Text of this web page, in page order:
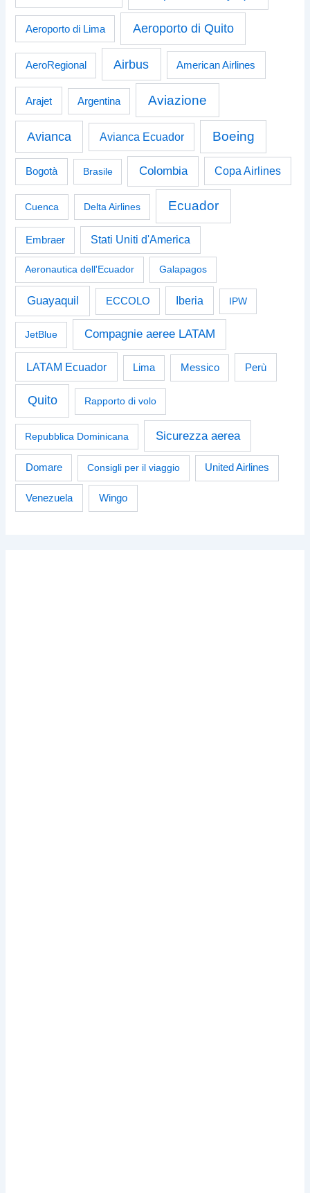
Aeroporto di Lima Aeroporto di Quito
AeroRegional Airbus American Airlines
Arajet Argentina Aviazione
Avianca Avianca Ecuador Boeing
Bogotà Brasile Colombia Copa Airlines
Cuenca Delta Airlines Ecuador
Embraer Stati Uniti d'America
Aeronautica dell'Ecuador Galapagos
Guayaquil ECCOLO Iberia IPW
JetBlue Compagnie aeree LATAM
LATAM Ecuador Lima Messico Perù
Quito Rapporto di volo
Repubblica Dominicana Sicurezza aerea
Domare Consigli per il viaggio United Airlines
Venezuela Wingo